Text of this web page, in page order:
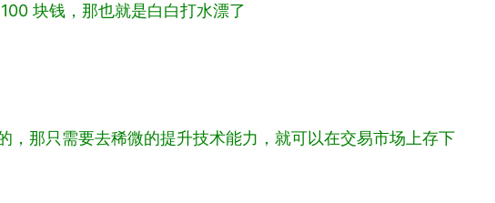
块钱，那也就是白白打水漂了
那只需要去稀微的提升技术能力，就可以在交易市场上存下